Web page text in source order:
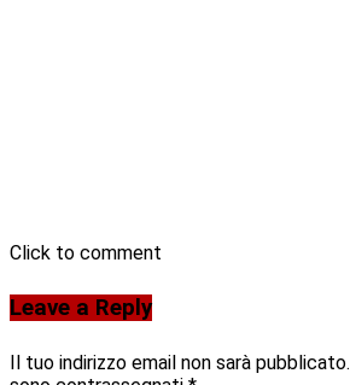
Click to comment
Leave a Reply
Il tuo indirizzo email non sarà pubblicato.